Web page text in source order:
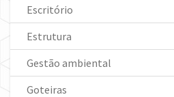
Escritório
Estrutura
Gestão ambiental
Goteiras